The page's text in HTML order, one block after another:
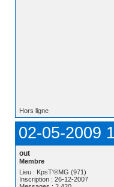
Hors ligne
02-05-2009
out
Membre
Lieu : KpsT'®MG (971)
Inscription : 26-12-2007